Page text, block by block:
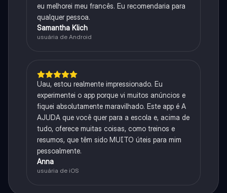
eu melhorei meu francês. Eu recomendaria para
qualquer pessoa.
Samantha Klich
usuária de Android
Uau, estou realmente impressionado. Eu
experimentei o app porque vi muitos anúncios e
fiquei absolutamente maravilhado. Este app é A
AJUDA que você quer para a escola e, acima de
tudo, oferece muitas coisas, como treinos e
resumos, que têm sido MUITO úteis para mim
pessoalmente.
Anna
usuária de iOS